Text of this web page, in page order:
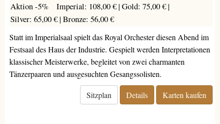
Aktion -5%Imperial: 108,00 € |Gold: 75,00 € |
Silver: 65,00 € |Bronze: 56,00 €
Statt im Imperialsaal spielt das Royal Orchester diesen Abend im
Festsaal des Haus der Industrie. Gespielt werden Interpretationen
klassischer Meisterwerke, begleitet von zwei charmanten
Tänzerpaaren und ausgesuchten Gesangssolisten.
Sitzplan Details Karten kaufen